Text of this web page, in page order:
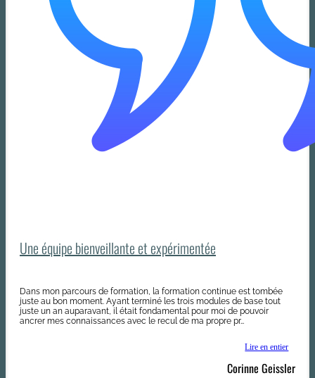
Une équipe bienveillante et expérimentée
Dans mon parcours de formation, la formation continue est tombée
juste au bon moment. Ayant terminé les trois modules de base tout
juste un an auparavant, il était fondamental pour moi de pouvoir
ancrer mes connaissances avec le recul de ma propre pr…
Lire en entier
Corinne Geissler